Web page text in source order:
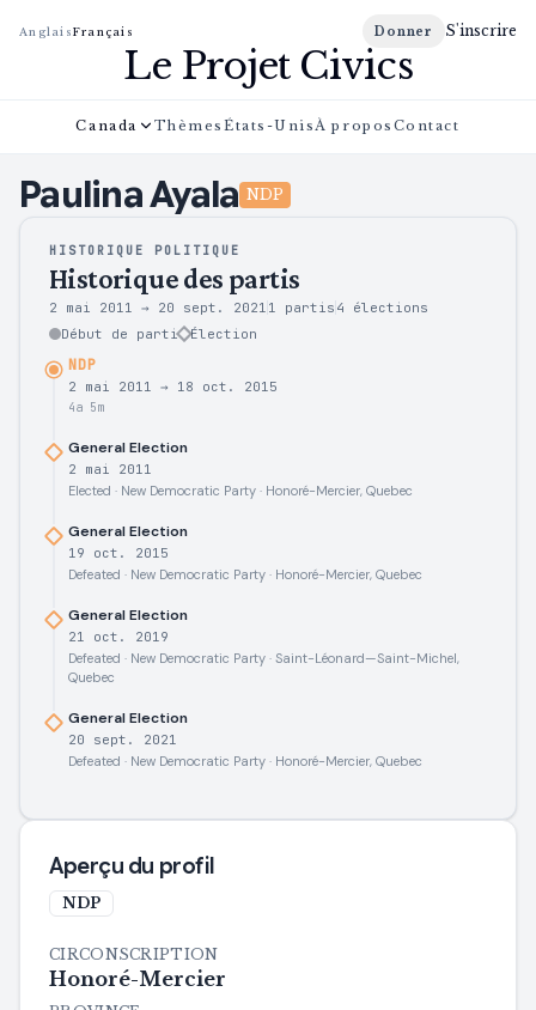
AnglaisFrançais Donner S'inscrire
Le Projet Civics
Canada Thèmes États-Unis À propos Contact
PaulinaAyala NDP
HISTORIQUE POLITIQUE
Historique des partis
2 mai 2011 → 20 sept. 2021 1 partis 4
élections
Début de parti
Élection
NDP
2 mai 2011 → 18 oct. 2015
4a 5m
General Election
2 mai 2011
Elected · New Democratic Party · Honoré-Mercier, Quebec
General Election
19 oct. 2015
Defeated · New Democratic Party · Honoré-Mercier, Quebec
General Election
21 oct. 2019
Defeated · New Democratic Party · Saint-Léonard—Saint-Michel,
Quebec
General Election
20 sept. 2021
Defeated · New Democratic Party · Honoré-Mercier, Quebec
Aperçu du profil
NDP
CIRCONSCRIPTION
Honoré-Mercier